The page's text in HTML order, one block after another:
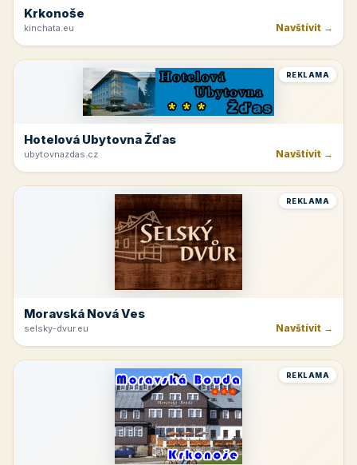
Krkonoše
kinchata.eu Navštívit →
REKLAMA
Hotelová Ubytovna Žďas
ubytovnazdas.cz Navštívit →
REKLAMA
Moravská Nová Ves
selsky-dvur.eu Navštívit →
REKLAMA